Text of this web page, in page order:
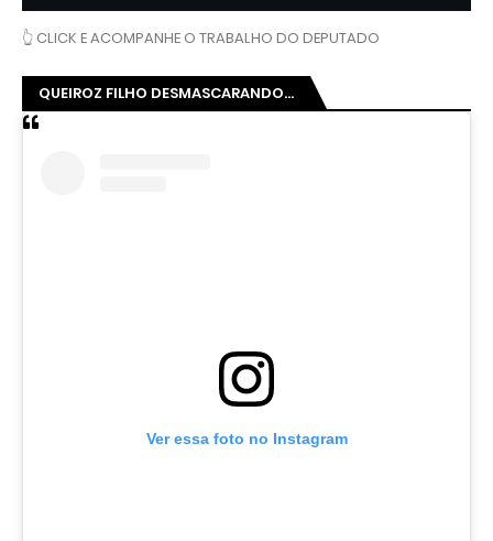
👆 CLICK E ACOMPANHE O TRABALHO DO DEPUTADO
QUEIROZ FILHO DESMASCARANDO...
Ver essa foto no Instagram